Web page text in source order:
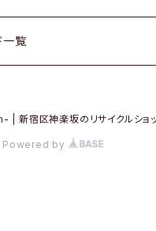
ズ
一覧
新宿区神楽坂のリサイクルショッ
Powered by